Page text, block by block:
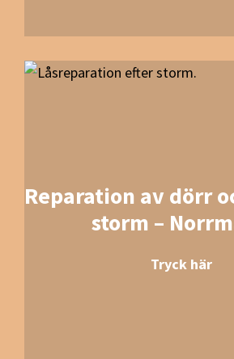
Reparation av dörr
storm –
Tryck här